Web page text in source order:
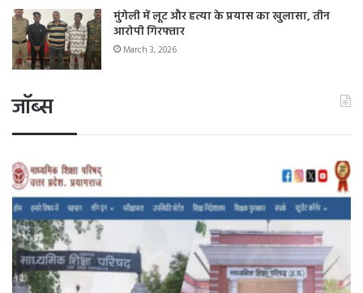
मुंगेली में लूट और हत्या के प्रयास का खुलासा, तीन
आरोपी गिरफ्तार
March 3, 2026
जॉब्स